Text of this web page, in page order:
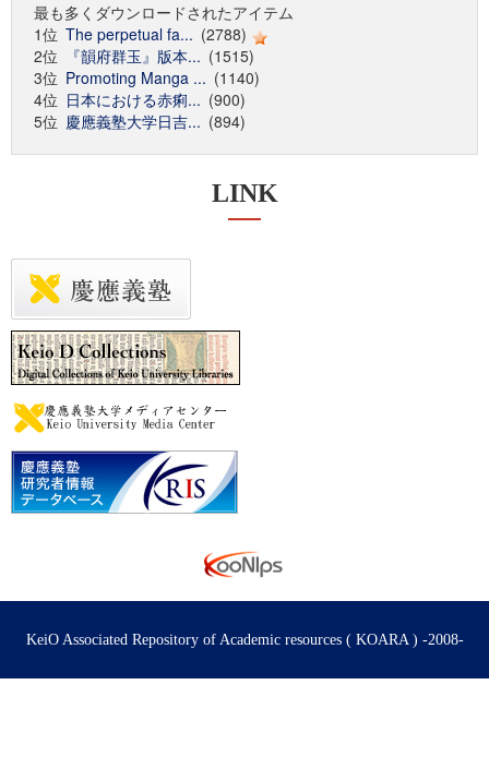
最も多くダウンロードされたアイテム
1位 The perpetual fa... (2788)
2位
『韻府群玉』版本... (1515)
3位 Promoting Manga ... (1140)
4位 日本における赤痢... (900)
5位 慶應義塾大学日吉... (894)
LINK
KeiO Associated Repository of Academic resources ( KOARA ) -2008-